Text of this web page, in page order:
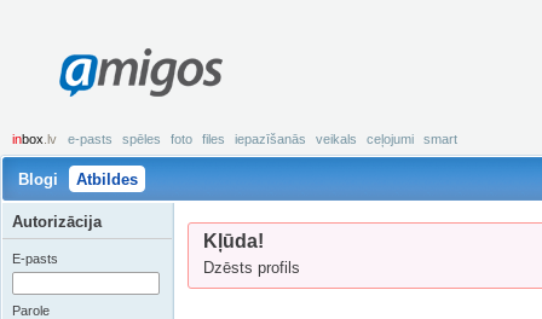
amigos
inbox .lv e-pasts spēles foto files iepazīšanās veikals ceļojumi smart
Blogi Atbildes
Kļūda!
Dzēsts profils
Autorizācija
E-pasts
Parole